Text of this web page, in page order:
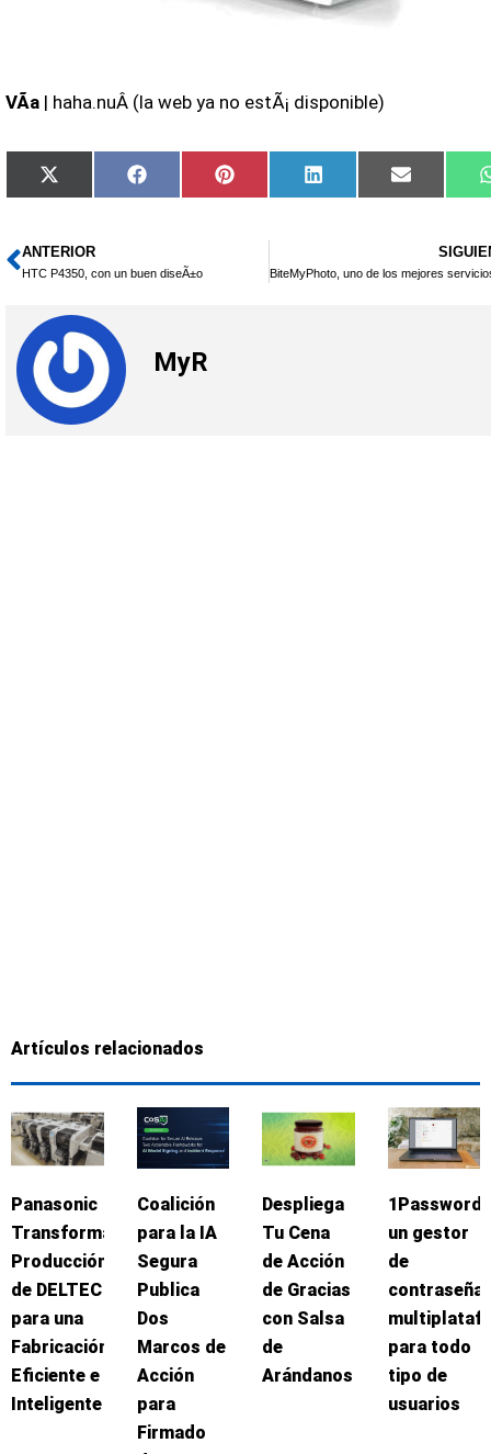
VÃ­a| haha.nuÂ (la web ya no estÃ¡ disponible)
Compartir
en
X
(Twitter)
Compartir
en
Facebook Compartir
en
Pinterest Compartir
en
LinkedIn
Compartir
en
Email
Ant
ANTERIOR
HTC P4350, con un buen diseÃ±o
MyR
Artículos relacionados
Panasonic
Transforma
Producción
de DELTEC
para una
Fabricación
Eficiente e
Inteligente
Coalición
para la IA
Segura
Publica
Dos
Marcos de
Acción
para
Firmado
Despliega
Tu Cena
de Acción
de Gracias
con Salsa
de
Arándanos
1Password:
un gestor
de
para todo
tipo de
usuarios